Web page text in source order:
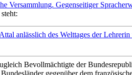
Versammlung. Gegenseitiger
anlässlich des Welttages der
Bevollmächtigte der